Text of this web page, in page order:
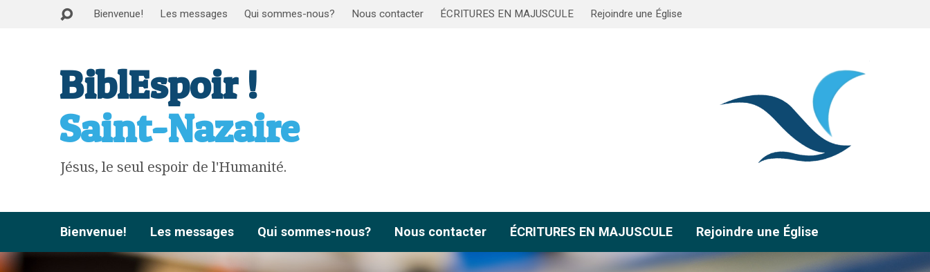
Bienvenue! Les messages Qui sommes-nous? Nous contacter ÉCRITURES EN MAJUSCULE Rejoindre une Église
BiblEspoir !
Saint-Nazaire
Jésus, le seul espoir de l'Humanité.
Bienvenue! Les messages Qui sommes-nous? Nous contacter ÉCRITURES EN MAJUSCULE Rejoindre une Église